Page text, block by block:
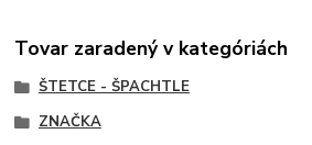
Tovar zaradený v kategóriách
ŠTETCE - ŠPACHTLE
ZNAČKA